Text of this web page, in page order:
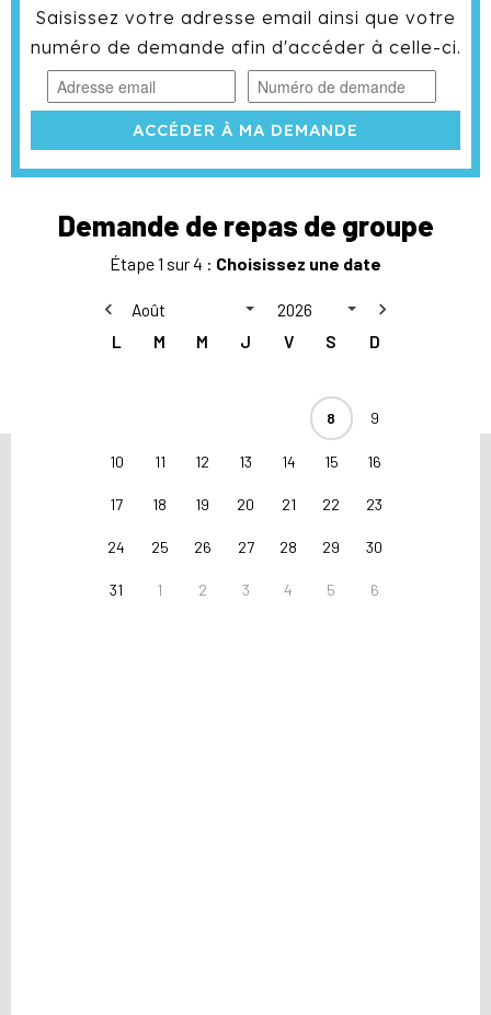
Saisissez votre adresse email ainsi que votre
numéro de demande afin d'accéder à celle-ci.
ACCÉDER À MA DEMANDE